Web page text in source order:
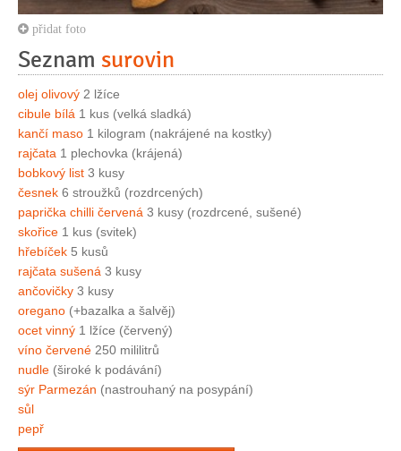
přidat foto
Seznam surovin
olej olivový 2 lžíce
cibule bílá 1 kus (velká sladká)
kančí maso 1 kilogram (nakrájené na kostky)
rajčata 1 plechovka (krájená)
bobkový list 3 kusy
česnek 6 stroužků (rozdrcených)
paprička chilli červená 3 kusy (rozdrcené, sušené)
skořice 1 kus (svitek)
hřebíček 5 kusů
rajčata sušená 3 kusy
ančovičky 3 kusy
oregano (+bazalka a šalvěj)
ocet vinný 1 lžíce (červený)
víno červené 250 mililitrů
nudle (široké k podávání)
sýr Parmezán (nastrouhaný na posypání)
sůl
pepř